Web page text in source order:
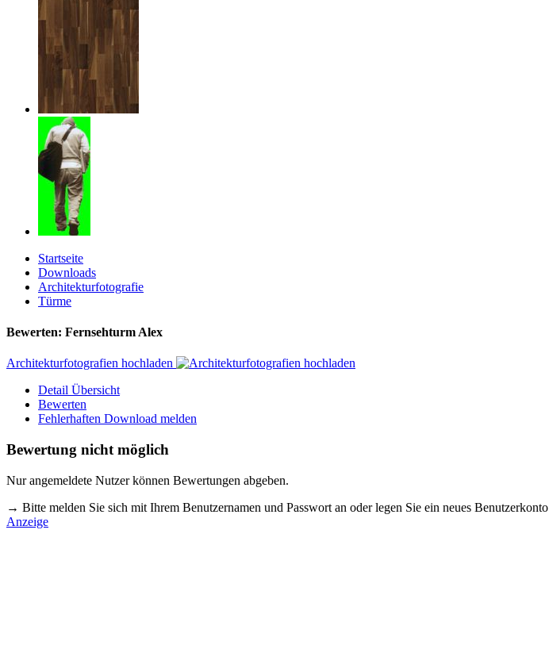
Startseite
Downloads
Architekturfotografie
Türme
Bewerten: Fernsehturm Alex
Architekturfotografien hochladen
Detail Übersicht
Bewerten
Fehlerhaften Download melden
Bewertung nicht möglich
Nur angemeldete Nutzer können Bewertungen abgeben.
→ Bitte melden Sie sich mit Ihrem Benutzernamen und Passwort an oder legen Sie ein neues Benutzerkonto
Anzeige